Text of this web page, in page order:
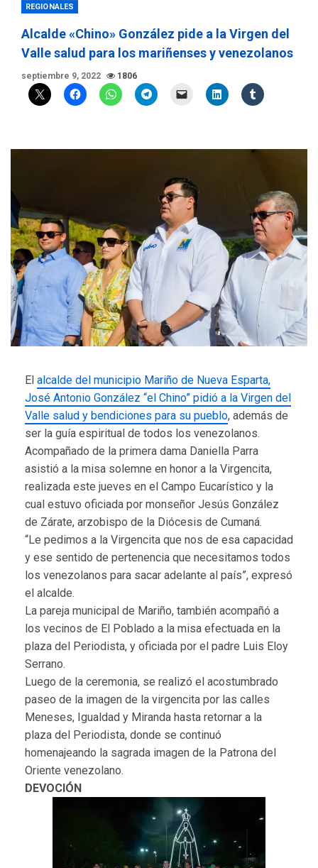
REGIONALES
Alcalde «Chino» González pide a la Virgen del
Valle salud para los mariñenses y venezolanos
septiembre 9, 2022 1806
El alcalde del municipio Mariño de Nueva Esparta,
José Antonio González “el Chino” pidió a la Virgen del
Valle salud y bendiciones para su pueblo, además de
ser la guía espiritual de todos los venezolanos.
Acompañado de la primera dama Daniella Parra
asistió a la misa solemne en honor a la Virgencita,
realizada este jueves en el Campo Eucarístico y la
cual estuvo oficiada por monseñor Jesús González
de Zárate, arzobispo de la Diócesis de Cumaná.
“Le pedimos a la Virgencita que nos de esa capacidad
y ese sentido de pertenencia que necesitamos todos
los venezolanos para sacar adelante al país”, expresó
el alcalde.
La pareja municipal de Mariño, también acompañó a
los vecinos de El Poblado a la misa efectuada en la
plaza del Periodista, y oficiada por el padre Luis Eloy
Serrano.
Luego de la ceremonia, se realizó el acostumbrado
paseo de la imagen de la virgencita por las calles
Meneses, Igualdad y Miranda hasta retornar a la
plaza del Periodista, donde se continuó
homenajeando la sagrada imagen de la Patrona del
Oriente venezolano.
DEVOCIÓN